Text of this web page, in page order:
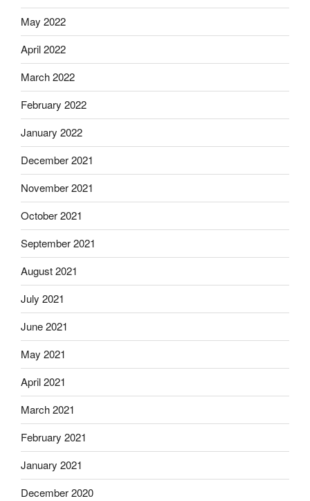
May 2022
April 2022
March 2022
February 2022
January 2022
December 2021
November 2021
October 2021
September 2021
August 2021
July 2021
June 2021
May 2021
April 2021
March 2021
February 2021
January 2021
December 2020